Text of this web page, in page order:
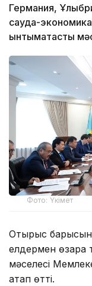
Германия,
сауда-
ынтымақтастық
Фото: Үкімет
Отырыс
елдермен өзара
мәселесі
атап өтті.